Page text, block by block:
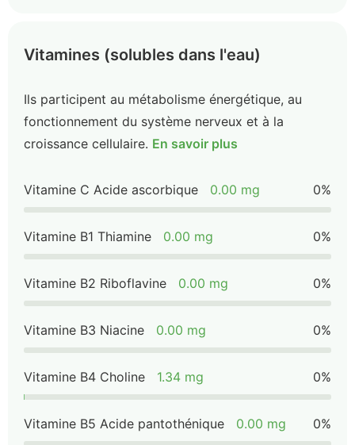
Vitamines (solubles dans l'eau)
Ils participent au métabolisme énergétique, au
fonctionnement du système nerveux et à la
croissance cellulaire. En savoir plus
Vitamine C Acide ascorbique 0.00 mg 0%
Vitamine B1 Thiamine 0.00 mg 0%
Vitamine B2 Riboflavine 0.00 mg 0%
Vitamine B3 Niacine 0.00 mg 0%
Vitamine B4 Choline 1.34 mg 0%
Vitamine B5 Acide pantothénique 0.00 mg 0%